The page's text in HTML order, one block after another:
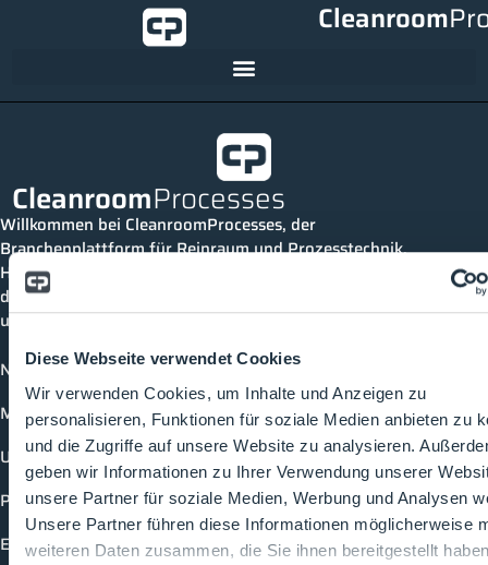
Diese Webseite verwendet Cookies
Wir verwenden Cookies, um Inhalte und Anzeigen zu
personalisieren, Funktionen für soziale Medien anbieten zu
und die Zugriffe auf unsere Website zu analysieren.
geben wir Informationen zu Ihrer Verwendung unserer
unsere Partner für soziale Medien, Werbung und Analysen
Unsere Partner führen diese Informationen möglicherweise
weiteren Daten zusammen, die Sie ihnen bereitgestellt
Cleanroom
CleanroomProcesses
Willkommen bei CleanroomProcesses, der
Branchenplattform für Reinraum und Prozesstechnik.
Hier bleibst du immer auf dem neuesten Stand, kannst
dich mit anderen verknüpfen und alle relevanten Themen
und Events der Branche entdecken.
News
Mediathek
Unternehmen
Produkte
Events